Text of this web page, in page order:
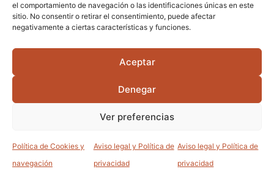
el comportamiento de navegación o las identificaciones únicas en este
sitio. No consentir o retirar el consentimiento, puede afectar
negativamente a ciertas características y funciones.
Aceptar
Denegar
Ver preferencias
Política de Cookies y
navegación
Aviso legal y Política de
privacidad
Aviso legal y Política de
privacidad
CONTACTA
Cami Primera Marrada, SN, 25600, Balaguer
info@jardipamies.com
621 238 242
0